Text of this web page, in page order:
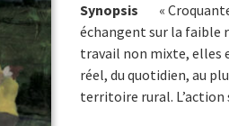
Synopsis
«
échangent sur la faible
travail non mixte, elles
réel, du quotidien, au
territoire rural. L’action